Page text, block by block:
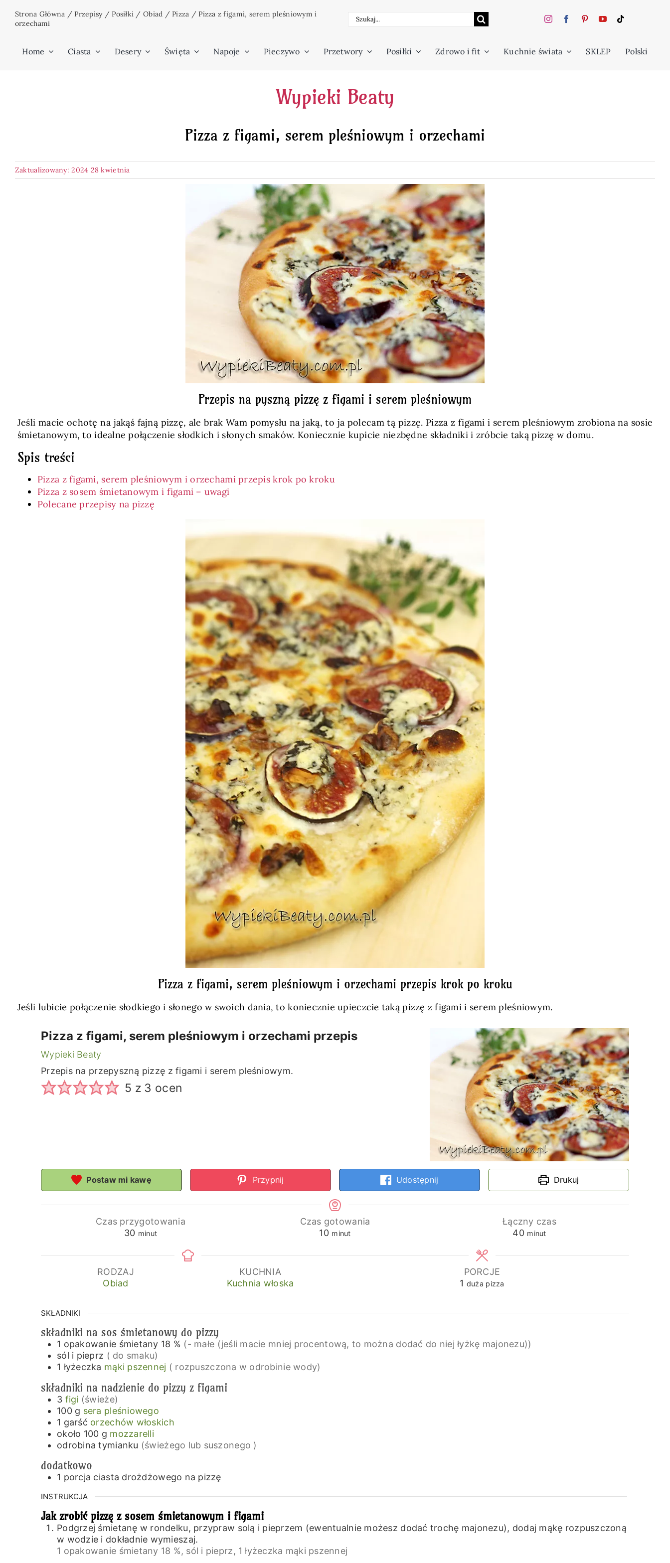
Strona Główna /Przepisy/Posiłki / Obiad /Pizza /Pizza z figami, serem pleśniowym i
orzechami
Szukaj
Home Ciasta Desery Święta Napoje Pieczywo Przetwory Posiłki Zdrowo i fit Kuchnie świata SKLEP Polski
Wypieki Beaty
Pizza z figami, serem pleśniowym i orzechami
Zaktualizowany: 2024 28 kwietnia
Przepis na pyszną pizzę z figami i serem pleśniowym
Jeśli macie ochotę na jakąś fajną pizzę, ale brak Wam pomysłu na jaką, to ja polecam tą pizzę. Pizza z figami i serem pleśniowym zrobiona na sosie
śmietanowym, to idealne połączenie słodkich i słonych smaków. Koniecznie kupicie niezbędne składniki i zróbcie taką pizzę w domu.
Spis treści
Pizza z figami, serem pleśniowym i orzechami przepis krok po kroku
Pizza z sosem śmietanowym i figami – uwagi
Polecane przepisy na pizzę
Pizza z figami, serem pleśniowym i orzechami przepis krok po kroku
Jeśli lubicie połączenie słodkiego i słonego w swoich dania, to koniecznie upieczcie taką pizzę z figami i serem pleśniowym.
Pizza z figami, serem pleśniowym i orzechami przepis
Wypieki Beaty
Przepis na przepyszną pizzę z figami i serem pleśniowym.
5 z 3 ocen
Postaw mi kawę Przypnij Udostępnij Drukuj
Czas przygotowania
30minuty
minut
Czas gotowania
10minuty
minut
Łączny czas
40minuty
minut
RODZAJ
Obiad
KUCHNIA
Kuchnia włoska
PORCJE
1 duża pizza
SKŁADNIKI
składniki na sos śmietanowy do pizzy
1 opakowanie śmietany 18 % (- małe (jeśli macie mniej procentową, to można dodać do niej łyżkę majonezu))
sól i pieprz ( do smaku)
1 łyżeczka mąki pszennej ( rozpuszczona w odrobinie wody)
składniki na nadzienie do pizzy z figami
3 figi (świeże)
100 g sera pleśniowego
1 garść orzechów włoskich
około 100 g mozzarelli
odrobina tymianku (świeżego lub suszonego )
dodatkowo
1 porcja ciasta drożdżowego na pizzę
INSTRUKCJA
Jak zrobić pizzę z sosem śmietanowym i figami
Podgrzej śmietanę w rondelku, przypraw solą i pieprzem (ewentualnie możesz dodać trochę majonezu), dodaj mąkę rozpuszczoną
w wodzie i dokładnie wymieszaj.
1 opakowanie śmietany 18 %, sól i pieprz, 1 łyżeczka mąki pszennej